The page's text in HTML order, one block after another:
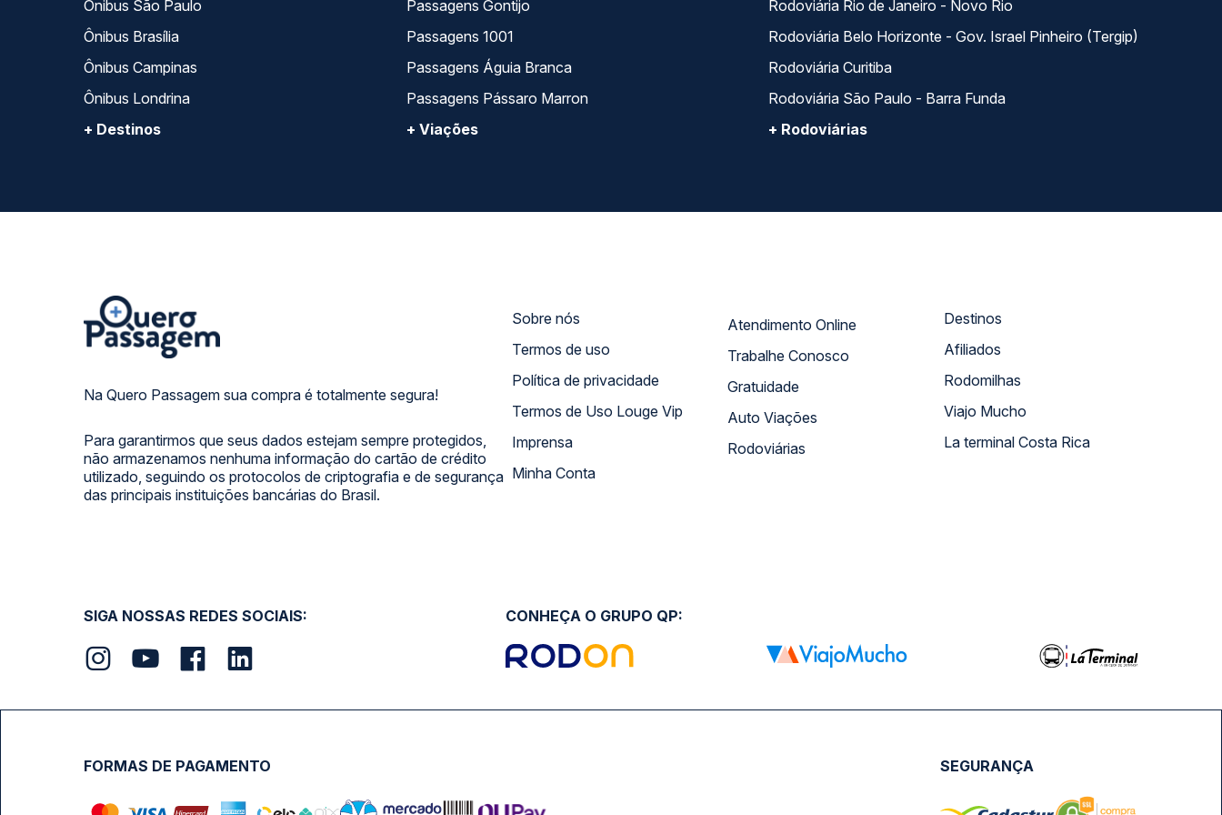
Ônibus São Paulo
Ônibus Brasília
Ônibus Campinas
Ônibus Londrina
+ Destinos
Passagens Gontijo
Passagens 1001
Passagens Águia Branca
Passagens Pássaro Marron
+ Viações
Rodoviária Rio de Janeiro - Novo Rio
Rodoviária Belo Horizonte - Gov. Israel Pinheiro (Tergip)
Rodoviária Curitiba
Rodoviária São Paulo - Barra Funda
+ Rodoviárias
Na Quero Passagem sua compra é totalmente segura!
Para garantirmos que seus dados estejam sempre protegidos,
não armazenamos nenhuma informação do cartão de crédito
utilizado, seguindo os protocolos de criptografia e de segurança
das principais instituições bancárias do Brasil.
Sobre nós
Termos de uso
Política de privacidade
Termos de Uso Louge Vip
Imprensa
Minha Conta
Atendimento Online
Trabalhe Conosco
Gratuidade
Auto Viações
Rodoviárias
Destinos
Afiliados
Rodomilhas
Viajo Mucho
La terminal Costa Rica
SIGA NOSSAS REDES SOCIAIS: CONHEÇA O GRUPO QP:
FORMAS DE PAGAMENTO SEGURANÇA